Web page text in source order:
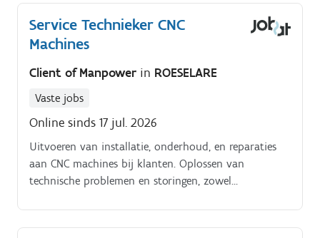
in Japan en heeft nu productielocaties en
technologiecentra in Japan, de Verenigde Staten, het
Verenigd Koninkrijk, Duitsland, Singapore, China en
Service Technieker CNC
Machines
Client of Manpower in ROESELARE
Vaste jobs
Online sinds 17 jul. 2026
Uitvoeren van installatie, onderhoud, en reparaties
aan CNC machines bij klanten. Oplossen van
technische problemen en storingen, zowel